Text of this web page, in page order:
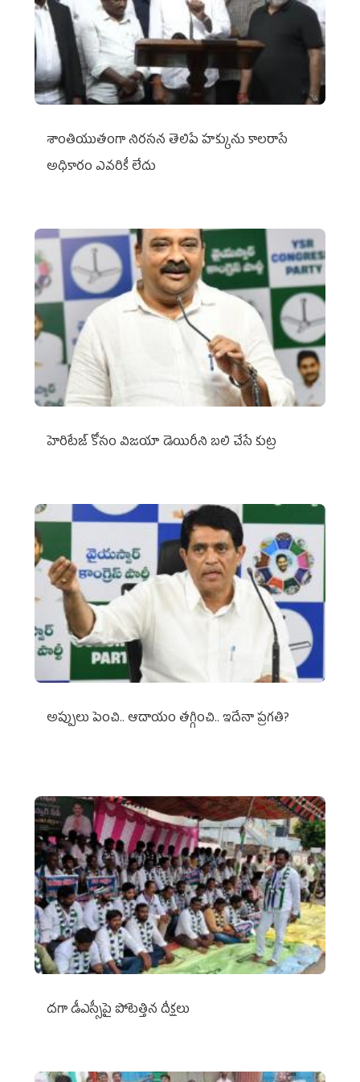
శాంతియుతంగా నిరసన తెలిపే హక్కును కాలరాసే
అధికారం ఎవరికీ లేదు
హెరిటేజ్ కోసం విజయా డెయిరీని బలి చేసే కుట్ర‌
అప్పులు పెంచి.. ఆదాయం తగ్గించి.. ఇదేనా ప్రగతి?
దగా డీఎస్సీపై పోటెత్తిన దీక్షలు